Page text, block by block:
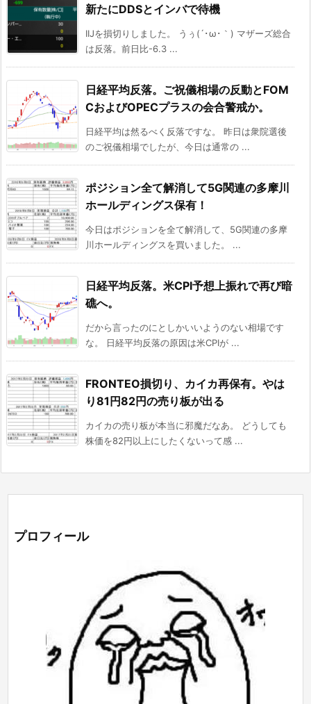
新たにDDSとインバで待機
IIJを損切りしました。 うぅ(´･ω･｀) マザーズ総合
は反落。前日比-6.3 ...
日経平均反落。ご祝儀相場の反動とFOM
CおよびOPECプラスの会合警戒か。
日経平均は然るべく反落ですな。 昨日は衆院選後
のご祝儀相場でしたが、今日は通常の ...
ポジション全て解消して5G関連の多摩川
ホールディングス保有！
今日はポジションを全て解消して、5G関連の多摩
川ホールディングスを買いました。 ...
日経平均反落。米CPI予想上振れで再び暗
礁へ。
だから言ったのにとしかいいようのない相場です
な。 日経平均反落の原因は米CPIが ...
FRONTEO損切り、カイカ再保有。やは
り81円82円の売り板が出る
カイカの売り板が本当に邪魔だなあ。 どうしても
株価を82円以上にしたくないって感 ...
プロフィール